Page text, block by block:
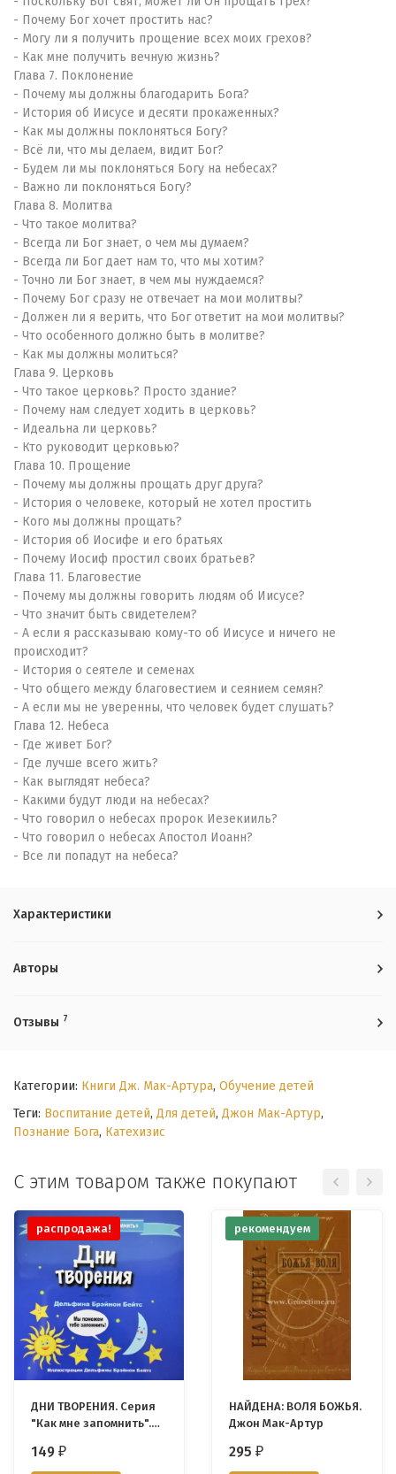
- Почему Бог хочет простить нас?
- Могу ли я получить прощение всех моих грехов?
- Как мне получить вечную жизнь?
Глава 7. Поклонение
- Почему мы должны благодарить Бога?
- История об Иисусе и десяти прокаженных?
- Как мы должны поклоняться Богу?
- Всё ли, что мы делаем, видит Бог?
- Будем ли мы поклоняться Богу на небесах?
- Важно ли поклоняться Богу?
Глава 8. Молитва
- Что такое молитва?
- Всегда ли Бог знает, о чем мы думаем?
- Всегда ли Бог дает нам то, что мы хотим?
- Точно ли Бог знает, в чем мы нуждаемся?
- Почему Бог сразу не отвечает на мои молитвы?
- Должен ли я верить, что Бог ответит на мои молитвы?
- Что особенного должно быть в молитве?
- Как мы должны молиться?
Глава 9. Церковь
- Что такое церковь? Просто здание?
- Почему нам следует ходить в церковь?
- Идеальна ли церковь?
- Кто руководит церковью?
Глава 10. Прощение
- Почему мы должны прощать друг друга?
- История о человеке, который не хотел простить
- Кого мы должны прощать?
- История об Иосифе и его братьях
- Почему Иосиф простил своих братьев?
Глава 11. Благовестие
- Почему мы должны говорить людям об Иисусе?
- Что значит быть свидетелем?
- А если я рассказываю кому-то об Иисусе и ничего не
происходит?
- История о сеятеле и семенах
- Что общего между благовестием и сеянием семян?
- А если мы не уверенны, что человек будет слушать?
Глава 12. Небеса
- Где живет Бог?
- Где лучше всего жить?
- Как выглядят небеса?
- Какими будут люди на небесах?
- Что говорил о небесах пророк Иезекииль?
- Что говорил о небесах Апостол Иоанн?
- Все ли попадут на небеса?
Характеристики
Авторы
Отзывы 7
Категории: Книги Дж. Мак-Артура, Обучение детей
Теги: Воспитание детей, Для детей, Джон Мак-Артур,
Познание Бога, Катехизис
С этим товаром также покупают
распродажа!
ДНИ ТВОРЕНИЯ. Серия
"Как мне запомнить".
Бейтc
149 ₽
рекомендуем
НАЙДЕНА: ВОЛЯ БОЖЬЯ.
Джон Мак-Артур
295 ₽